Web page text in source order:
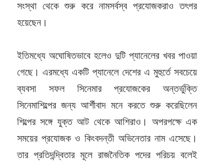
সংস্থা থেকে শুরু করে নামসর্বস্ব প্রযোজকরাও তৎপর
হয়েছেন।
ইতিমধ্যে অঘোষিতভাবে হলেও দুটি প্যানেলের খবর পাওয়া
গেছে। এরমধ্যে একটি প্যানেলে দেশের এ মুহুর্তে সবচেয়ে
ব্যবসা সফল সিনেমার প্রযোজকের অন্তর্ভুক্তি
সিনেমাশিল্পের জন্য আর্শীবাদ মনে করতে শুরু করেছিলেন
শিল্পের সঙ্গে যুক্ত আট থেকে আশিরাও। অপরপক্ষে এক
সময়ের প্রযোজক ও কিংবদন্তী অভিনেতার নাম এসেছে।
তার প্রতিদন্দ্বিতার মূলে রাজনৈতিক পদের পরিচয় বলেই